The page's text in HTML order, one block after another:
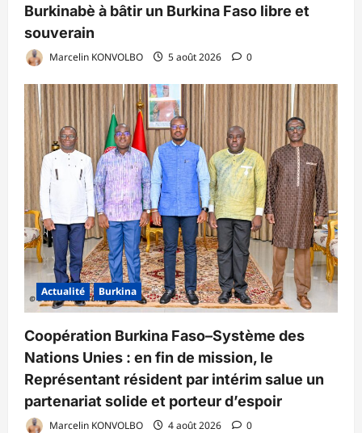
Burkinabè à bâtir un Burkina Faso libre et
souverain
Marcelin KONVOLBO 5 août 2026 0
Actualité Burkina
Coopération Burkina Faso–Système des
Nations Unies : en fin de mission, le
Représentant résident par intérim salue un
partenariat solide et porteur d’espoir
Marcelin KONVOLBO 4 août 2026 0